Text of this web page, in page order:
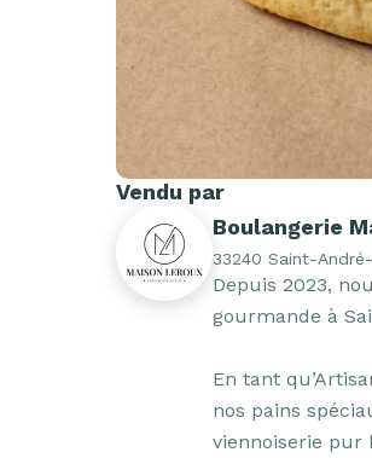
Vendu par
Boulangerie
33240 Saint-
Depuis 2023,
gourmande à
En tant
nos pains
viennoiserie pur